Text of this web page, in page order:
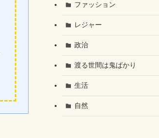
ファッション
レジャー
政治
渡る世間は鬼ばかり
生活
自然